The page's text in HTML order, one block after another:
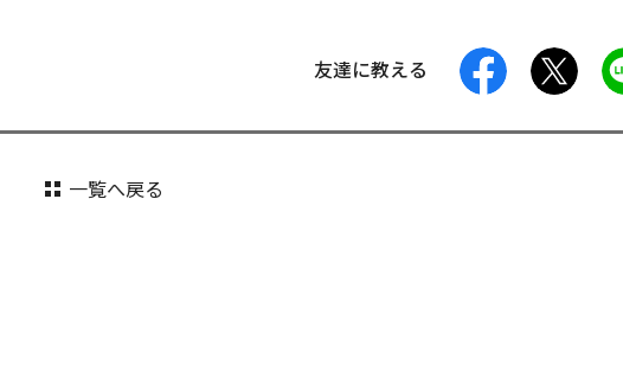
友達に教える facebook
一覧へ戻る